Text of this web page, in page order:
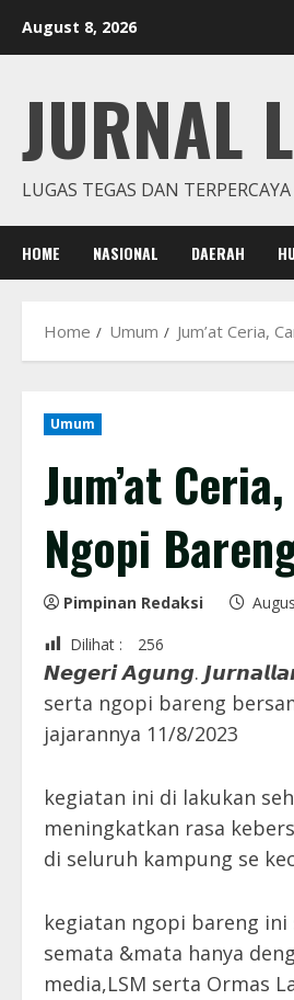
August 8, 2026
JURNAL
LUGAS TEGAS DAN TERPERCAYA
HOME NASIONAL DAERAH
Home Umum Jum’at Ceria,
Umum
Jum’at
Ngopi
Pimpinan Redaksi
Dilihat :
256
𝙉𝙚𝙜𝙚𝙧𝙞 𝘼𝙜𝙪𝙣𝙜.
serta ngopi bareng
jajarannya 11/8/2023
kegiatan ini di lakukan
meningkatkan rasa
di seluruh kampung se
kegiatan ngopi bareng
semata &mata hanya
media,LSM serta Ormas